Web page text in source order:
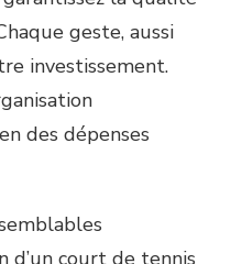
geste, aussi
investissement.
des dépenses
d’un court de tennis